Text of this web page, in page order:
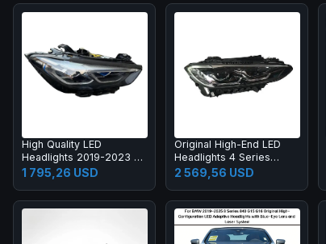
High Quality LED
Headlights 2019-2023 8
Series G14 G15 G16
Headlamp
1 795,26 USD
Original High-End LED
Headlights 4 Series
Upgraded Quality Bulbs
430i Headlight M440i
G26 Car Headlamp
2 569,56 USD